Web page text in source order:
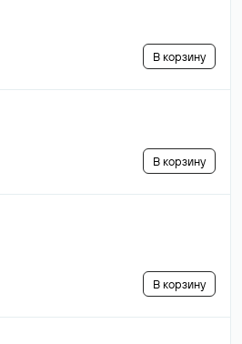
В корзину
В корзину
В корзину